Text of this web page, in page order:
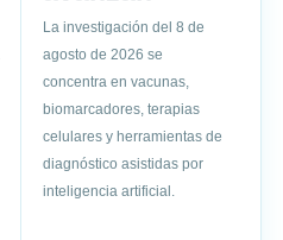
La investigación del 8 de
agosto de 2026 se
concentra en vacunas,
biomarcadores, terapias
celulares y herramientas de
diagnóstico asistidas por
inteligencia artificial.